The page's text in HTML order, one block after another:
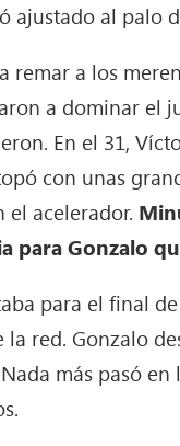
ajustado al palo
remar a los
a dominar el
En el 31,
con unas
el acelerador.
para Gonzalo
para el final
la red. Gonzalo
más pasó